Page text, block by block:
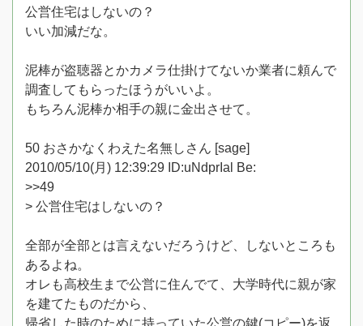
公営住宅はしないの？
いい加減だな。
泥棒が盗聴器とかカメラ仕掛けてないか業者に頼んで
調査してもらったほうがいいよ。
もちろん泥棒か相手の親に金出させて。
50 おさかなくわえた名無しさん [sage]
2010/05/10(月) 12:39:29 ID:uNdprIal Be:
>>49
> 公営住宅はしないの？
全部が全部とは言えないだろうけど、しないところも
あるよね。
オレも高校生まで公営に住んでて、大学時代に親が家
を建てたものだから、
帰省した時のために持っていた公営の鍵(コピー)を返